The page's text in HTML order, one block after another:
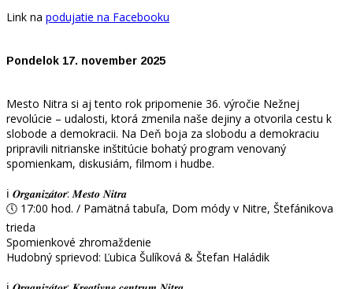
Link na podujatie na Facebooku
Pondelok 17. november 2025
Mesto Nitra si aj tento rok pripomenie 36. výročie Nežnej
revolúcie – udalosti, ktorá zmenila naše dejiny a otvorila cestu k
slobode a demokracii. Na Deň boja za slobodu a demokraciu
pripravili nitrianske inštitúcie bohatý program venovaný
spomienkam, diskusiám, filmom i hudbe.
ℹ️ 𝑶𝒓𝒈𝒂𝒏𝒊𝒛𝒂́𝒕𝒐𝒓: 𝑴𝒆𝒔𝒕𝒐 𝑵𝒊𝒕𝒓𝒂
🕔 17:00 hod. / Pamätná tabuľa, Dom módy v Nitre, Štefánikova
trieda
Spomienkové zhromaždenie
Hudobný sprievod: Ľubica Šulíková & Štefan Haládik